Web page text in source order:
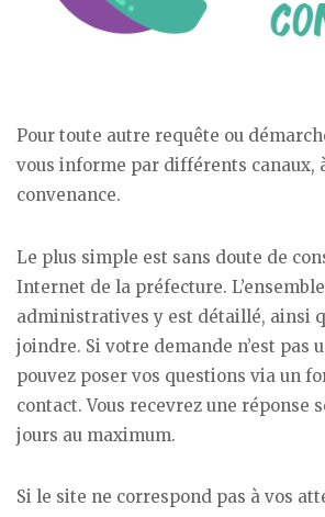
Pour toute autre requête ou
vous informe par différents canaux,
convenance.
Le plus simple est sans doute de
Internet de la préfecture.
administratives y est détaillé, ainsi
joindre. Si votre demande n’est pas
pouvez poser vos questions via un
contact. Vous recevrez une réponse
jours au maximum.
Si le site ne correspond pas à vos